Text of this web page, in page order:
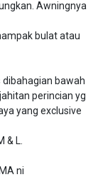
Awningnya
bulat atau
bawah
perincian yg
yang exclusive
& L.
ni